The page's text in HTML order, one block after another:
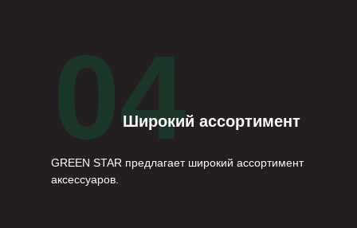
04Широкий ассортимент
GREEN STAR предлагает широкий ассортимент
аксессуаров.